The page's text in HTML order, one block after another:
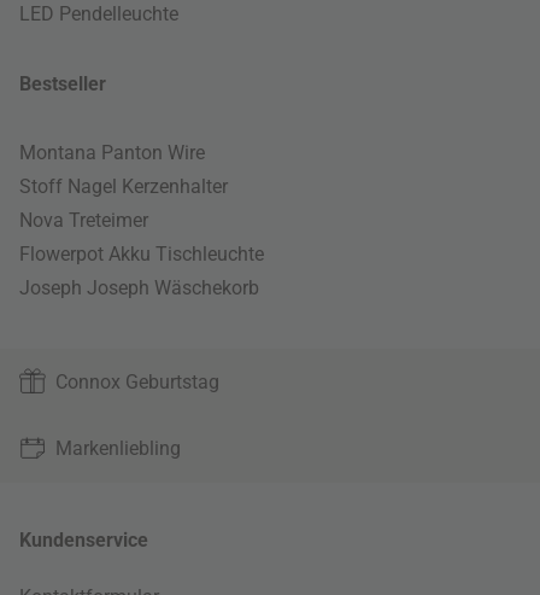
LED Pendelleuchte
Bestseller
Montana Panton Wire
Stoff Nagel Kerzenhalter
Nova Treteimer
Flowerpot Akku Tischleuchte
Joseph Joseph Wäschekorb
Connox Geburtstag
Markenliebling
Kundenservice